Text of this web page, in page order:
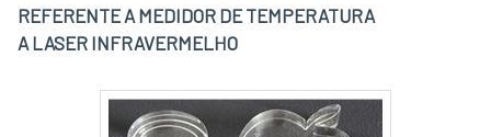
REFERENTE A MEDIDOR DE TEMPERATURA
A LASER INFRAVERMELHO